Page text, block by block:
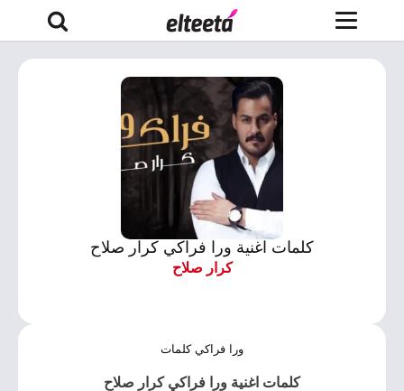
كلمات اغنية ورا فراكي كرار صلاح
كرار صلاح
ورا فراكي كلمات
كلمات اغنية ورا فراكي كرار صلاح